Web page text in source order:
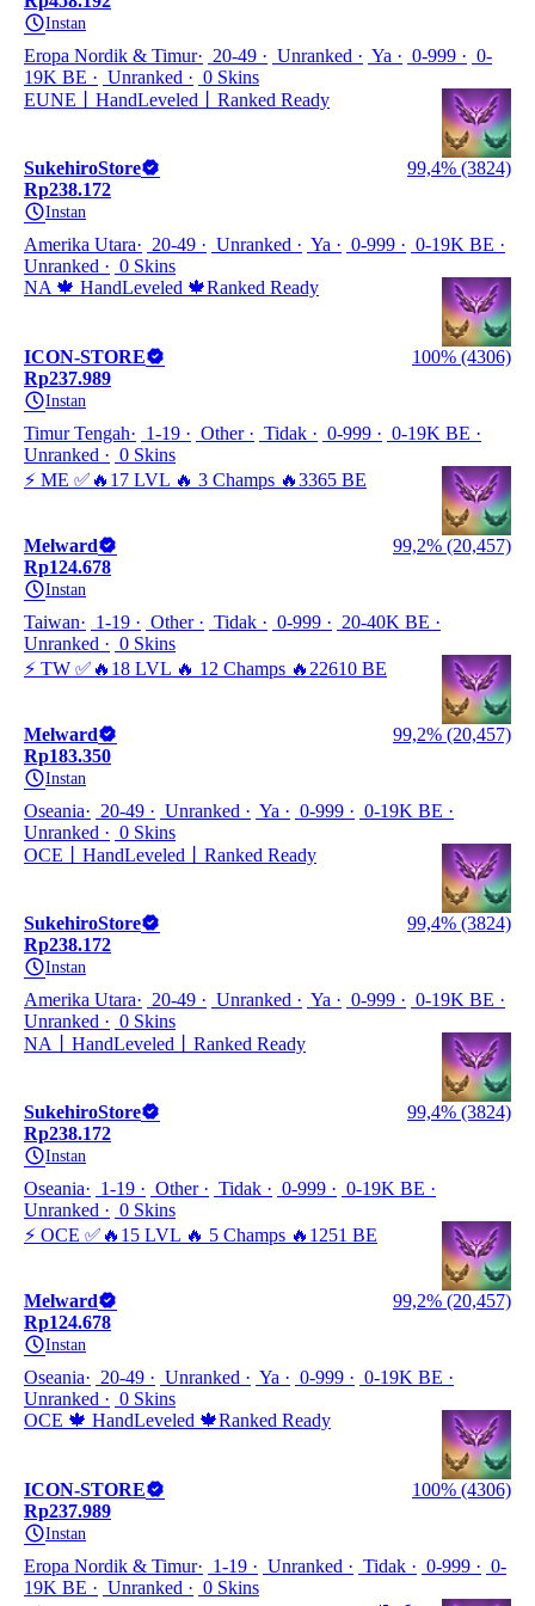
Instan
Eropa Nordik & Timur 20-49 Unranked Ya 0-999
0-
19K BE
Unranked
0 Skins
EUNE丨HandLeveled丨Ranked Ready
SukehiroStore
99,4% (3824)
Rp238.172
Instan
Amerika Utara 20-49 Unranked Ya 0-999
0-19K BE
Unranked
0 Skins
NA 🍁 HandLeveled 🍁Ranked Ready
ICON-STORE
100% (4306)
Rp237.989
Instan
Timur Tengah 1-19 Other Tidak 0-999
0-19K BE
Unranked
0 Skins
⚡ ME ✅🔥17 LVL 🔥 3 Champs 🔥3365 BE
Melward
99,2% (20,457)
Rp124.678
Instan
Taiwan 1-19 Other Tidak 0-999
20-40K BE
Unranked
0 Skins
⚡ TW ✅🔥18 LVL 🔥 12 Champs 🔥22610 BE
Melward
99,2% (20,457)
Rp183.350
Instan
Oseania 20-49 Unranked Ya 0-999
0-19K BE
Unranked
0 Skins
OCE丨HandLeveled丨Ranked Ready
SukehiroStore
99,4% (3824)
Rp238.172
Instan
Amerika Utara 20-49 Unranked Ya 0-999
0-19K BE
Unranked
0 Skins
NA丨HandLeveled丨Ranked Ready
SukehiroStore
99,4% (3824)
Rp238.172
Instan
Oseania 1-19 Other Tidak 0-999
0-19K BE
Unranked
0 Skins
⚡ OCE ✅🔥15 LVL 🔥 5 Champs 🔥1251 BE
Melward
99,2% (20,457)
Rp124.678
Instan
Oseania 20-49 Unranked Ya 0-999
0-19K BE
Unranked
0 Skins
OCE 🍁 HandLeveled 🍁Ranked Ready
ICON-STORE
100% (4306)
Rp237.989
Instan
Eropa Nordik & Timur 1-19 Unranked Tidak 0-999
0-
19K BE
Unranked
0 Skins